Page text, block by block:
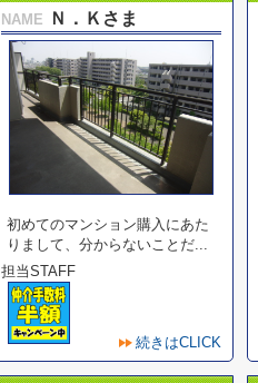
NAME Ｎ．Ｋさま
初めてのマンション購入にあた
りまして、分からないことだ...
担当STAFF
続きはCLICK